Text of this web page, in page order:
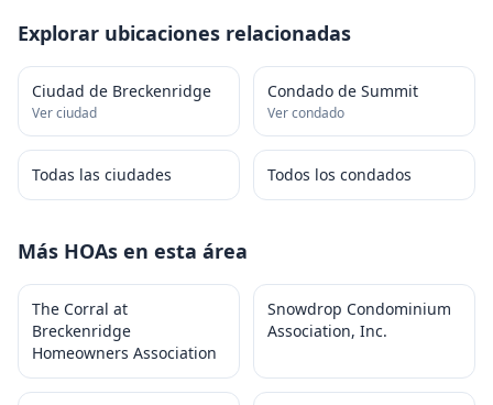
Explorar ubicaciones relacionadas
Ciudad de Breckenridge
Ver ciudad
Condado de Summit
Ver condado
Todas las ciudades Todos los condados
Más HOAs en esta área
The Corral at
Breckenridge
Homeowners Association
Snowdrop Condominium
Association, Inc.